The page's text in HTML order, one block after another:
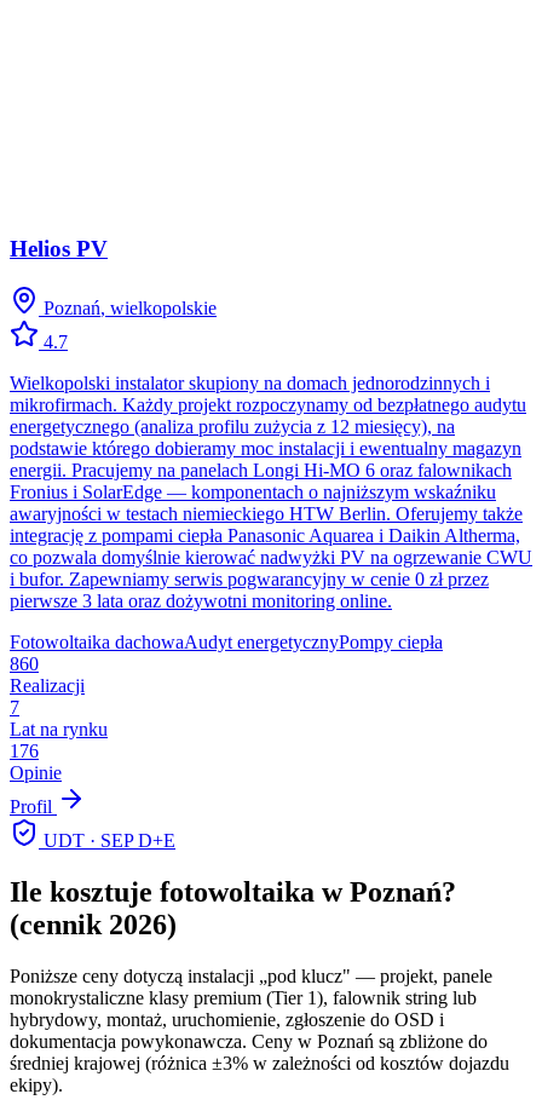
Helios PV
Poznań, wielkopolskie
4.7
Wielkopolski instalator skupiony na domach jednorodzinnych i
mikrofirmach. Każdy projekt rozpoczynamy od bezpłatnego audytu
energetycznego (analiza profilu zużycia z 12 miesięcy), na
podstawie którego dobieramy moc instalacji i ewentualny magazyn
energii. Pracujemy na panelach Longi Hi-MO 6 oraz falownikach
Fronius i SolarEdge — komponentach o najniższym wskaźniku
awaryjności w testach niemieckiego HTW Berlin. Oferujemy także
integrację z pompami ciepła Panasonic Aquarea i Daikin Altherma,
co pozwala domyślnie kierować nadwyżki PV na ogrzewanie CWU
i bufor. Zapewniamy serwis pogwarancyjny w cenie 0 zł przez
pierwsze 3 lata oraz dożywotni monitoring online.
Fotowoltaika dachowaAudyt energetycznyPompy ciepła
860
Realizacji
7
Lat na rynku
176
Opinie
Profil
UDT · SEP D+E
Ile kosztuje fotowoltaika wPoznań?
(cennik 2026)
Poniższe ceny dotyczą instalacji „pod klucz" — projekt, panele
monokrystaliczne klasy premium (Tier 1), falownik string lub
hybrydowy, montaż, uruchomienie, zgłoszenie do OSD i
dokumentacja powykonawcza. Ceny w Poznań są zbliżone do
średniej krajowej (różnica ±3% w zależności od kosztów dojazdu
ekipy).